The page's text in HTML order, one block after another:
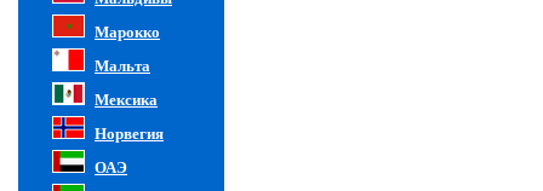
Марокко
Мальта
Мексика
Норвегия
ОАЭ